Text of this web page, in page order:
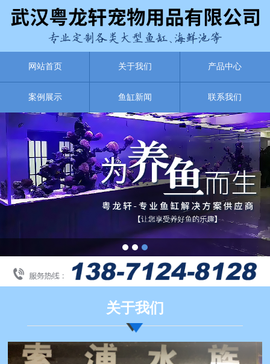
网站首页 关于我们 产品中心
案例展示 鱼缸新闻 联系我们
1 2 3
关于我们